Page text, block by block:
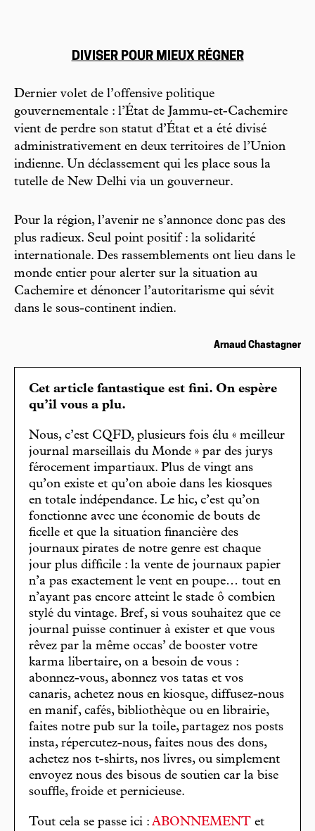
DIVISER POUR MIEUX RÉGNER
Dernier volet de l’offensive politique
gouvernementale : l’État de Jammu-et-Cachemire
vient de perdre son statut d’État et a été divisé
administrativement en deux territoires de l’Union
indienne. Un déclassement qui les place sous la
tutelle de New Delhi via un gouverneur.
Pour la région, l’avenir ne s’annonce donc pas des
plus radieux. Seul point positif : la solidarité
internationale. Des rassemblements ont lieu dans le
monde entier pour alerter sur la situation au
Cachemire et dénoncer l’autoritarisme qui sévit
dans le sous-continent indien.
Arnaud Chastagner
Cet article fantastique est fini. On espère
qu’il vous a plu.
Nous, c’est CQFD, plusieurs fois élu « meilleur
journal marseillais du Monde » par des jurys
férocement impartiaux. Plus de vingt ans
qu’on existe et qu’on aboie dans les kiosques
en totale indépendance. Le hic, c’est qu’on
fonctionne avec une économie de bouts de
ficelle et que la situation financière des
journaux pirates de notre genre est chaque
jour plus difficile : la vente de journaux papier
n’a pas exactement le vent en poupe… tout en
n’ayant pas encore atteint le stade ô combien
stylé du vintage. Bref, si vous souhaitez que ce
journal puisse continuer à exister et que vous
rêvez par la même occas’ de booster votre
karma libertaire, on a besoin de vous :
abonnez-vous, abonnez vos tatas et vos
canaris, achetez nous en kiosque, diffusez-nous
en manif, cafés, bibliothèque ou en librairie,
faites notre pub sur la toile, partagez nos posts
insta, répercutez-nous, faites nous des dons,
achetez nos t-shirts, nos livres, ou simplement
envoyez nous des bisous de soutien car la bise
souffle, froide et pernicieuse.
Tout cela se passe ici : ABONNEMENT et